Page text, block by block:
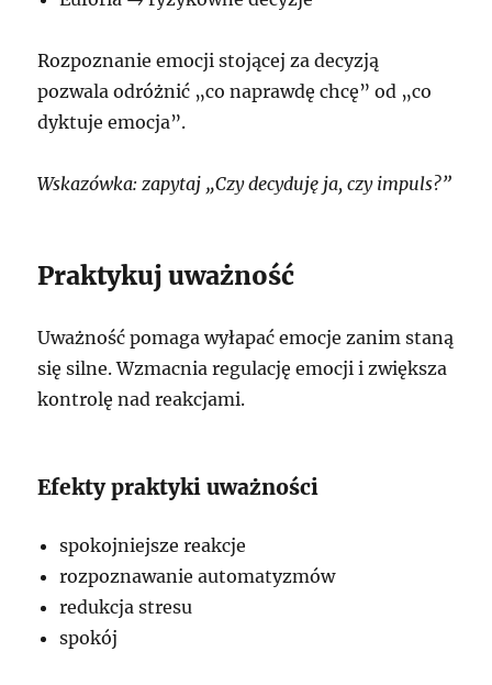
Rozpoznanie emocji stojącej za decyzją
pozwala odróżnić „co naprawdę chcę” od „co
dyktuje emocja”.
Wskazówka: zapytaj „Czy decyduję ja, czy impuls?”
Praktykuj uważność
Uważność pomaga wyłapać emocje zanim staną
się silne. Wzmacnia regulację emocji i zwiększa
kontrolę nad reakcjami.
Efekty praktyki uważności
spokojniejsze reakcje
rozpoznawanie automatyzmów
redukcja stresu
spokój